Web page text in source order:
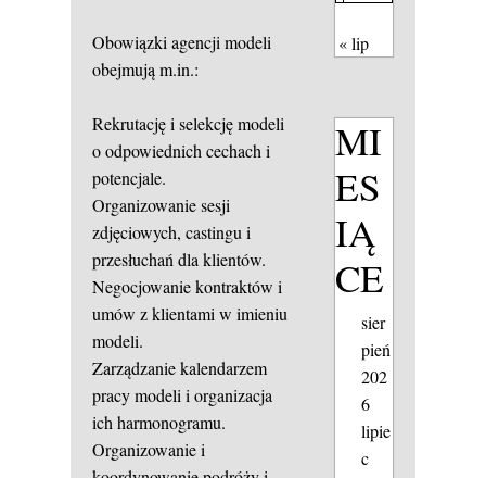
Obowiązki agencji modeli
obejmują m.in.:
Rekrutację i selekcję modeli
o odpowiednich cechach i
potencjale.
Organizowanie sesji
zdjęciowych, castingu i
przesłuchań dla klientów.
Negocjowanie kontraktów i
umów z klientami w imieniu
modeli.
Zarządzanie kalendarzem
pracy modeli i organizacja
ich harmonogramu.
Organizowanie i
« lip
MI
ES
IĄ
CE
sier
pień
202
6
lipie
c